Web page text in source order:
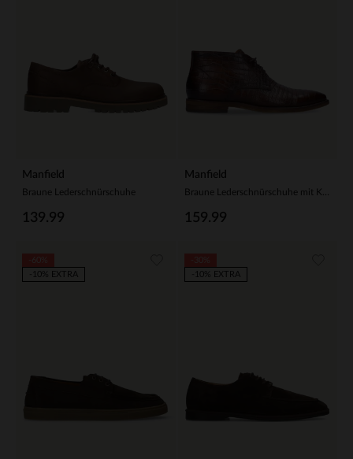
Manfield
Braune Lederschnürschuhe
139.99
Manfield
159.99
-10% EXTRA
-10% EXTRA